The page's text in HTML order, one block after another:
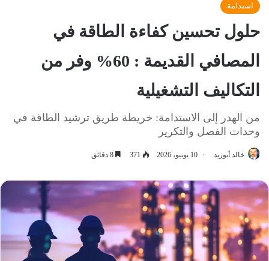
استدامة
حلول تحسين كفاءة الطاقة في
المصافي القديمة : 60% وفر من
التكاليف التشغيلية
من الهدر إلى الاستدامة: خريطة طريق ترشيد الطاقة في
وحدات الفصل والتكرير
خالد أبوزيد 10 يونيو، 2026 371